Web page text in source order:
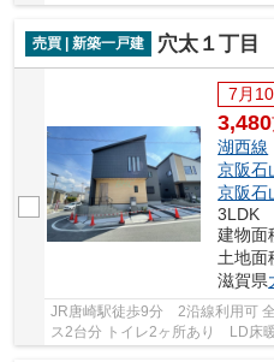
売買 | 新築一戸建
穴太１丁目 メ
7月
3,480
湖西線
京阪石
京阪石
3LDK
建物面
土地面
滋賀県
JR唐崎駅徒歩9分 2沿線利用可
ス2台分 トイレ2ヶ所あり LD床